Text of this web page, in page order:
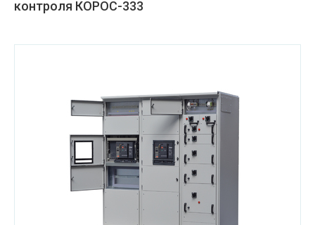
контроля КОРОС-333